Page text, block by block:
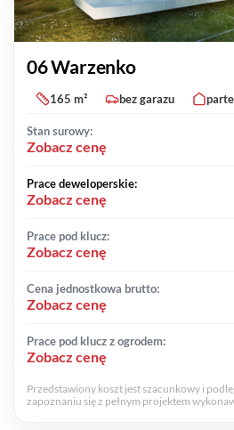
06 Warzenko
165 m² bez garazu
Stan surowy:
Zobacz cenę
Prace deweloperskie:
Zobacz cenę
Prace pod klucz:
Zobacz cenę
Cena jednostkowa brutto:
Zobacz cenę
Prace pod klucz z ogrodem:
Zobacz cenę
Przedstawiony koszt jest szacunkowy i
zapoznaniu się z pełnym projektem